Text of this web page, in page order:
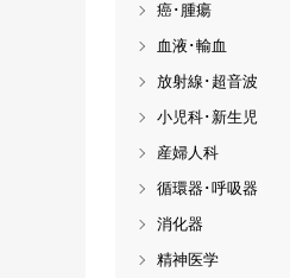
癌･腫瘍
血液･輸血
放射線･超音波
小児科･新生児
産婦人科
循環器･呼吸器
消化器
精神医学